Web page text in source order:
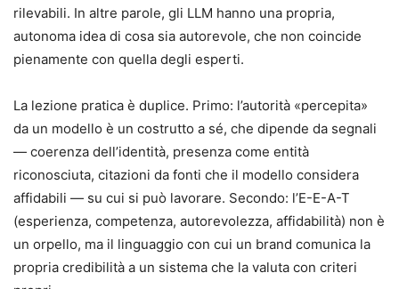
rilevabili. In altre parole, gli LLM hanno una propria,
autonoma idea di cosa sia autorevole, che non coincide
pienamente con quella degli esperti.
La lezione pratica è duplice. Primo: l’autorità «percepita»
da un modello è un costrutto a sé, che dipende da segnali
— coerenza dell’identità, presenza come entità
riconosciuta, citazioni da fonti che il modello considera
affidabili — su cui si può lavorare. Secondo: l’E-E-A-T
(esperienza, competenza, autorevolezza, affidabilità) non è
un orpello, ma il linguaggio con cui un brand comunica la
propria credibilità a un sistema che la valuta con criteri